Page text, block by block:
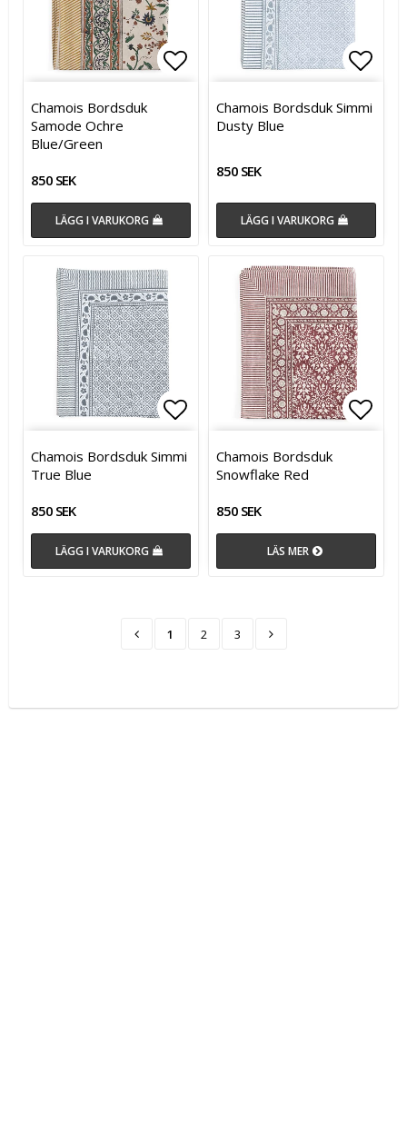
Lägg till i favoritlistan
Lägg till i favoritlistan
Chamois Bordsduk
Samode Ochre
Blue/Green
850 SEK
LÄGG I VARUKORG
Chamois Bordsduk Simmi
Dusty Blue
850 SEK
LÄGG I VARUKORG
Lägg till i favoritlistan
Chamois Bordsduk Simmi
True Blue
850 SEK
LÄGG I VARUKORG
Chamois Bordsduk
Snowflake Red
850 SEK
LÄS MER
1 2 3